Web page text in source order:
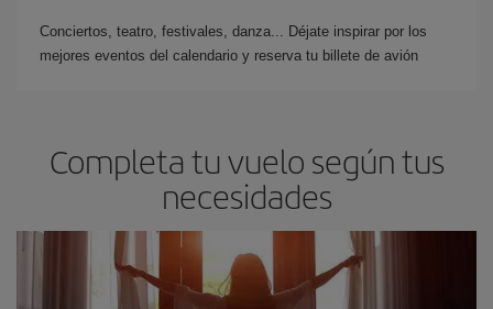
Conciertos, teatro, festivales, danza... Déjate inspirar por los
mejores eventos del calendario y reserva tu billete de avión
Completa tu vuelo según tus
necesidades